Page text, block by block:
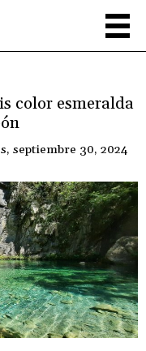
color esmeralda
septiembre 30, 2024